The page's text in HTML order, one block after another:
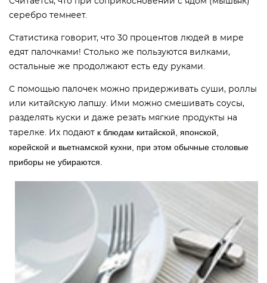
серебро темнеет.
Статистика говорит, что 30 процентов людей в мире
едят палочками! Столько же пользуются вилками,
остальные же продолжают есть еду руками.
С помощью палочек можно придерживать суши, роллы
или китайскую лапшу. Ими можно смешивать соусы,
разделять куски и даже резать мягкие продукты на
тарелке. Их подают к блюдам китайской, японской,
корейской и вьетнамской кухни, при этом обычные столовые
приборы не убираются.